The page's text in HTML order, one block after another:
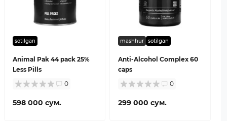
sotilgan
Animal Pak 44 pack 25%
Less Pills
0
598 000 сум.
mashhur sotilgan
Anti-Alcohol Complex 60
caps
0
299 000 сум.